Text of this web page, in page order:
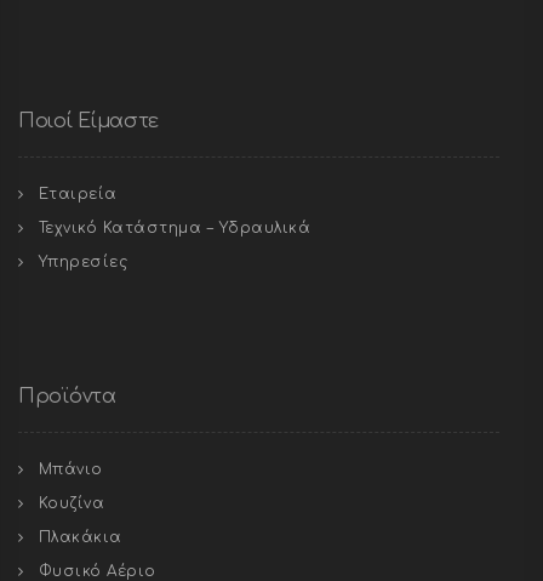
Ποιοί Είμαστε
Εταιρεία
Τεχνικό Κατάστημα – Υδραυλικά
Υπηρεσίες
Προϊόντα
Μπάνιο
Κουζίνα
Πλακάκια
Φυσικό Αέριο